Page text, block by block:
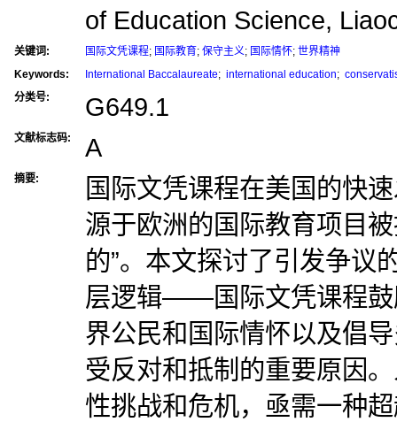
of Education Science,
关键词: 国际文凭课程; 国际教育; 保守主义; 国际情怀; 世界精神
Keywords:
International Baccalaureate; international education;
分类号:
G649.1
文献标志码: A
摘要:
国际文凭课程在美国的快
源于欧洲的国际教育项目被
的”。本文探讨了引发争议
层逻辑——国际文凭课程鼓
界公民和国际情怀以及倡
受反对和抵制的重要原因
性挑战和危机，亟需一种